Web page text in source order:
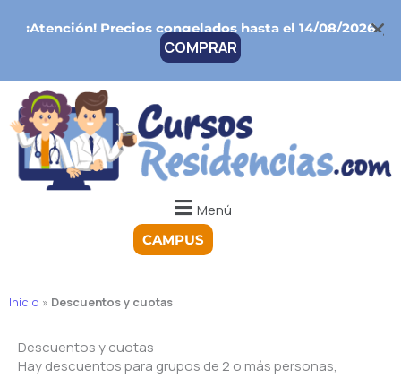
¡Atención!Precios congelados hasta el 14/08/2026
COMPRAR
Menú
CAMPUS
Inicio » Descuentos y cuotas
Descuentos y cuotas
Hay descuentos para grupos de 2 o más personas,